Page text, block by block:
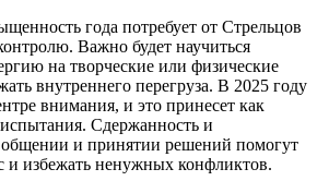
года потребует от Стрельцов
Важно будет научиться
на творческие или физические
внутреннего перегруза. В 2025 году
внимания, и это принесет как
Сдержанность и
общении и принятии решений помогут
и избежать ненужных конфликтов.